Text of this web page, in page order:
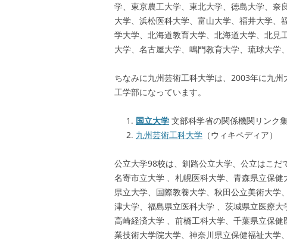
学、東京農工大学、東北大学、徳島大学、奈
大学、浜松医科大学、富山大学、福井大学
学大学、北海道教育大学、北海道大学、北見
大学、名古屋大学、鳴門教育大学、琉球大学
ちなみに九州芸術工科大学は、2003年に九
工学部になっています。
国立大学 文部科学省の関係機関リンク
九州芸術工科大学 （ウィキペディア）
公立大学98校は、釧路公立大学、公立はこだ
名寄市立大学 、札幌医科大学、青森県立保
県立大学、国際教養大学、秋田公立美術大学
津大学、福島県立医科大学 、茨城県立医療大
高崎経済大学 、前橋工科大学、千葉県立保
業技術大学院大学、神奈川県立保健福祉大学